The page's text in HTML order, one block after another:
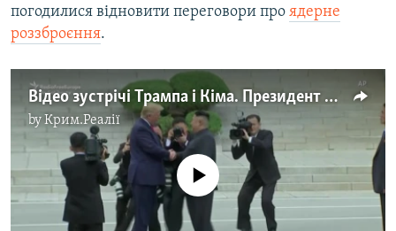
погодилися відновити переговори про ядерне
роззброєння.
Відео зустрічі Трампа і Кіма. Президент США вперше ступив на північнокорейську землю
byКрим.Реалії
No media source currently available